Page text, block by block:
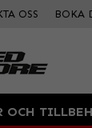
OSS BOKA
OCH